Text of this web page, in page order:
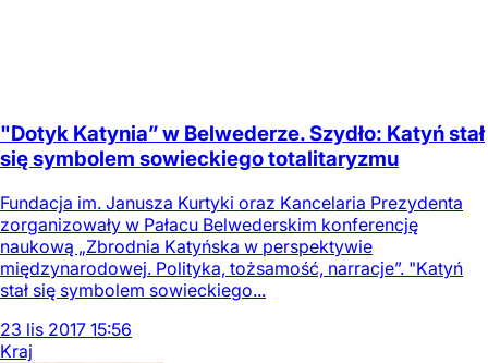
"Dotyk Katynia” w Belwederze. Szydło: Katyń stał
się symbolem sowieckiego totalitaryzmu
Fundacja im. Janusza Kurtyki oraz Kancelaria Prezydenta
zorganizowały w Pałacu Belwederskim konferencję
naukową „Zbrodnia Katyńska w perspektywie
międzynarodowej. Polityka, tożsamość, narracje”. "Katyń
stał się symbolem sowieckiego...
23 lis 2017 15:56
Kraj